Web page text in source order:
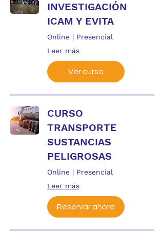
INVESTIGACIÓN
ICAM Y EVITA
Online | Presencial
Leer más
Ver curso
CURSO
TRANSPORTE
SUSTANCIAS
PELIGROSAS
Online | Presencial
Leer más
Reservar ahora